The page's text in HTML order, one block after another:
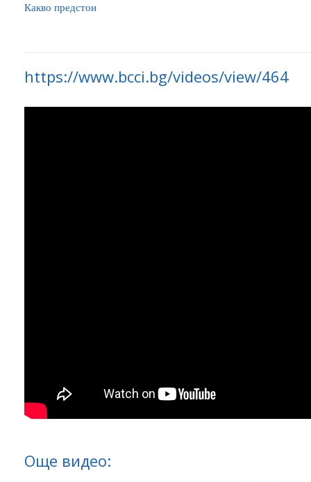
Какво предстои
https://www.bcci.bg/videos/view/464
Още видео: